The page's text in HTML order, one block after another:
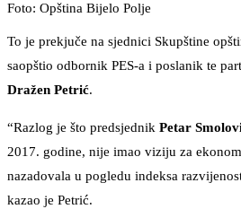
Foto: Opština Bijelo Polje
To je prekjuče na sjednici Skupštine
saopštio odbornik PES-a i poslanik te
Dražen Petrić.
“Razlog je što predsjednik Petar
2017. godine, nije imao viziju za
nazadovala u pogledu indeksa
kazao je Petrić.